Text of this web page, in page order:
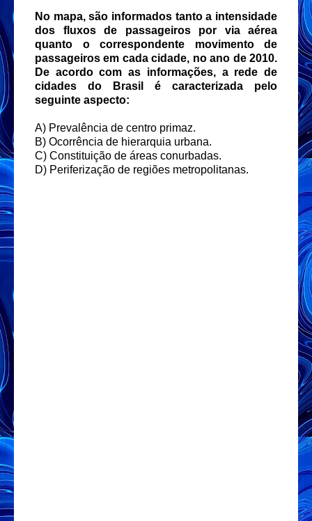
No mapa, são informados tanto a intensidade
dos fluxos de passageiros por via aérea
quanto o correspondente movimento de
passageiros em cada cidade, no ano de 2010.
De acordo com as informações, a rede de
cidades do Brasil é caracterizada pelo
seguinte aspecto:
A) Prevalência de centro primaz.
B) Ocorrência de hierarquia urbana.
C) Constituição de áreas conurbadas.
D) Periferização de regiões metropolitanas.